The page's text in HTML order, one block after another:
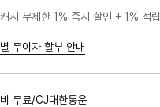
PLATINUM
BLACK
시 무제한 1% 즉시 할인 + 1% 적립
무이자 할부 안내
무료/CJ대한통운